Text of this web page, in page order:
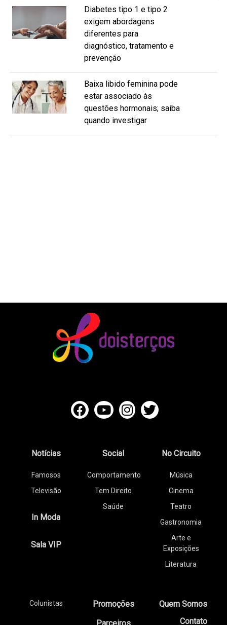
Diabetes tipo 1 e tipo 2
exigem abordagens
diferentes para
diagnóstico, tratamento e
prevenção
Baixa libido feminina pode
estar associado às
questões hormonais; saiba
quando investigar
Notícias
Famosos
Televisão
In Moda
Sala VIP
Social
Comportamento
Tem Direito
Saúde
No Circuito
Música
Cinema
Teatro
Gastronomia
Arte e
Exposições
Literatura
Colunistas
Promoções
Parceiros
Quem Somos
Contato